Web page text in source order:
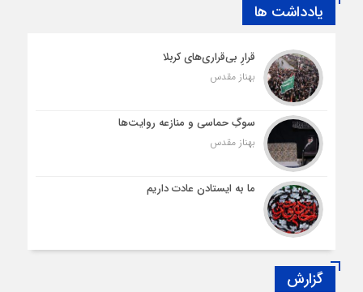
یادداشت ها
قرارِ بی‌قراری‌های کربلا
بهناز مقدس
سوگِ حماسی و منازعه روایت‌ها
بهناز مقدس
ما به ایستادن عادت داریم
گزارش